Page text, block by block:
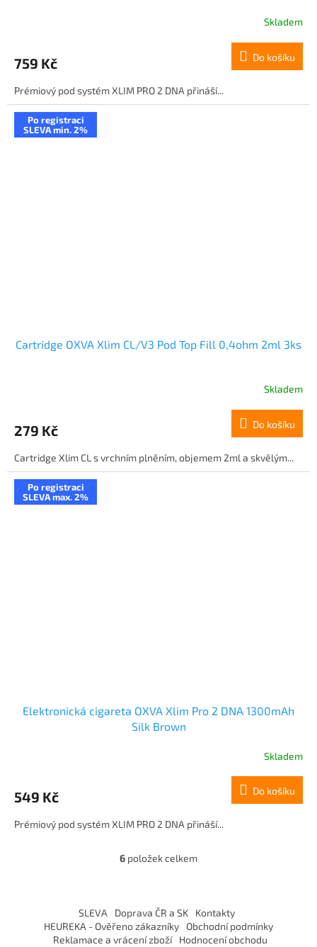
Skladem
759 Kč Do košíku
Prémiový pod systém XLIM PRO 2 DNA přináší...
Po registraci
SLEVA min. 2%
Cartridge OXVA Xlim CL/V3 Pod Top Fill 0,4ohm 2ml 3ks
Skladem
279 Kč Do košíku
Cartridge Xlim CL s vrchním plněním, objemem 2ml a skvělým...
Po registraci
SLEVA max. 2%
Elektronická cigareta OXVA Xlim Pro 2 DNA 1300mAh
Silk Brown
Skladem
549 Kč Do košíku
Prémiový pod systém XLIM PRO 2 DNA přináší...
O
á
d
a
6 položek celkem
SLEVA Doprava ČR a SK
Kontakty
HEUREKA - Ověřeno zákazníky
Obchodní podmínky
Reklamace a vrácení zboží
Hodnocení obchodu